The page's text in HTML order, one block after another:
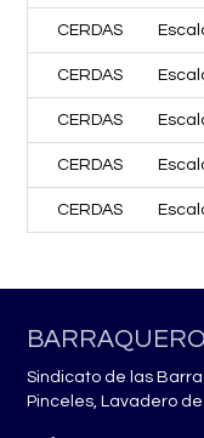
CERDAS
CERDAS
CERDAS
CERDAS
CERDAS
Sindicato de las
Pinceles, Lavadero